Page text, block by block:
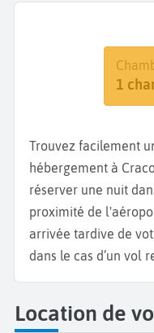
Dates
1
Trouvez facilement
hébergement à
réserver une nuit
proximité de
arrivée tardive de
dans le cas d’un vol
Location de